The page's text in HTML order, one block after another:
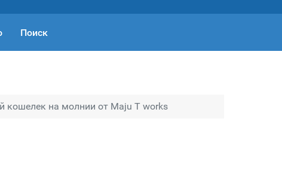
Поиск
кошелек на молнии от Maju T works